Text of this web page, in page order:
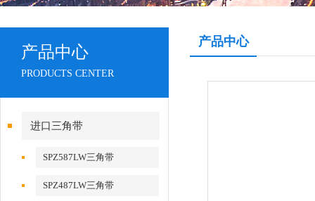
产品中心
PRODUCTS CENTER
进口三角带
SPZ587LW三角带
SPZ487LW三角带
产品中心